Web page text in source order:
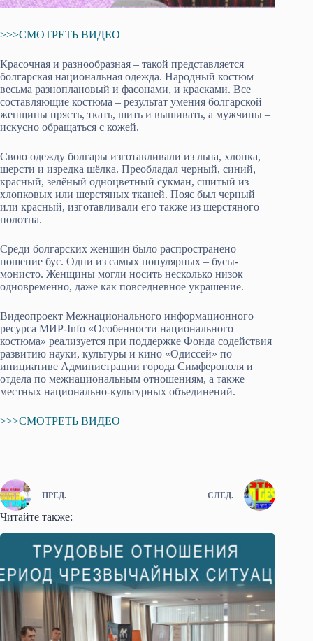
>>>СМОТРЕТЬ ВИДЕО
Красочная и разнообразная – такой представляется
болгарская национальная одежда. Народный костюм
весьма разноплановый и фасонами, и красками. Все
составляющие костюма – результат умения болгарской
женщины прясть, ткать, шить и вышивать, а мужчины –
искусно обращаться с кожей.
Свою одежду болгары изготавливали из льна, хлопка,
шерсти и изредка шёлка. Преобладал черный, синий,
красный, зелёный одноцветный сукман, сшитый из
хлопковых или шерстяных тканей. Пояс был черный
или красный, изготавливали его также из шерстяного
полотна.
Среди болгарских женщин было распространено
ношение бус. Одни из самых популярных – бусы-
монисто. Женщины могли носить несколько низок
одновременно, даже как повседневное украшение.
Видеопроект Межнационального информационного
ресурса МИР-Info «Особенности национального
костюма» реализуется при поддержке Фонда содействия
развитию науки, культуры и кино «Одиссей» по
инициативе Администрации города Симферополя и
отдела по межнациональным отношениям, а также
местных национально-культурных объединений.
>>>СМОТРЕТЬ ВИДЕО
ПРЕД. СЛЕД.
Читайте также: